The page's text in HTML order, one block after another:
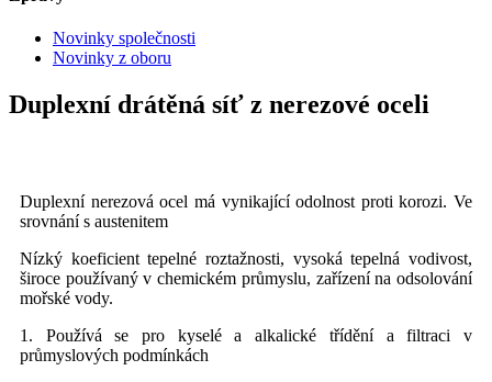
Novinky společnosti
Novinky z oboru
Duplexní drátěná síť z nerezové oceli
Duplexní nerezová ocel má vynikající odolnost proti korozi. Ve
srovnání s austenitem
Nízký koeficient tepelné roztažnosti, vysoká tepelná vodivost,
široce používaný v chemickém průmyslu, zařízení na odsolování
mořské vody.
1. Používá se pro kyselé a alkalické třídění a filtraci v
průmyslových podmínkách